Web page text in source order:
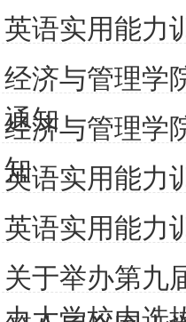
英语实用能力
经济与管理学
通知
经济与管理学
知
英语实用能力
英语实用能力
关于举办第九